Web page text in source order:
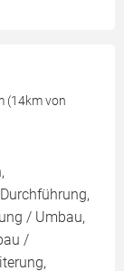
(14km von
/ Umbau,
/